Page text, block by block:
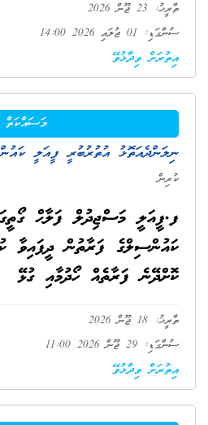
ތާރީޚު: 23 ޖޫން 2026
ސުންގަޑި: 01 ޖުލައި 2026 14:00
އިތުރަށް ވިދާޅުވޭ
މަސައްކަތް
ނިލަންދެއަތޮޅު އުތުރުބުރީ ފީއަލީ
ކުރިން
ފ.ފީއަލީ މަސްޖިދުލް ފަލާޙް
ކައުންސިލްގެ ފަރާތުން ދީފައިވާ
ކޮށްދޭނެ ފަރާތެއް ހޯދުމާއި ގުޅޭ
ތާރީޚު: 18 ޖޫން 2026
ސުންގަޑި: 29 ޖޫން 2026 11:00
އިތުރަށް ވިދާޅުވޭ